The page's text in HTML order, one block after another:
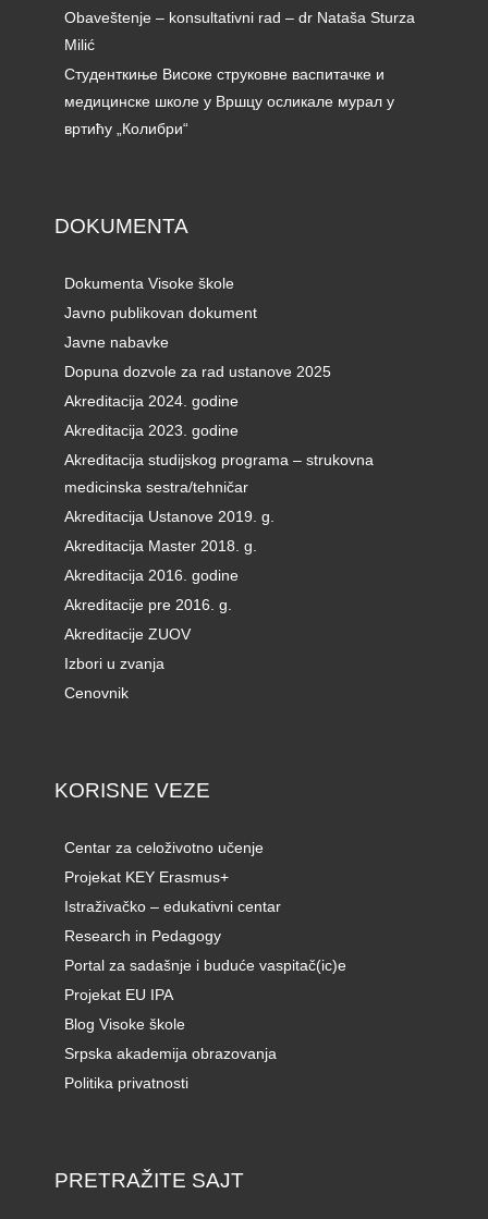
Obaveštenje – konsultativni rad – dr Nataša Sturza
Milić
Студенткиње Високе струковне васпитачке и
медицинске школе у Вршцу осликале мурал у
вртићу „Колибри“
DOKUMENTA
Dokumenta Visoke škole
Javno publikovan dokument
Javne nabavke
Dopuna dozvole za rad ustanove 2025
Akreditacija 2024. godine
Akreditacija 2023. godine
Akreditacija studijskog programa – strukovna
medicinska sestra/tehničar
Akreditacija Ustanove 2019. g.
Akreditacija Master 2018. g.
Akreditacija 2016. godine
Akreditacije pre 2016. g.
Akreditacije ZUOV
Izbori u zvanja
Cenovnik
KORISNE VEZE
Centar za celoživotno učenje
Projekat KEY Erasmus+
Istraživačko – edukativni centar
Research in Pedagogy
Portal za sadašnje i buduće vaspitač(ic)e
Projekat EU IPA
Blog Visoke škole
Srpska akademija obrazovanja
Politika privatnosti
PRETRAŽITE SAJT